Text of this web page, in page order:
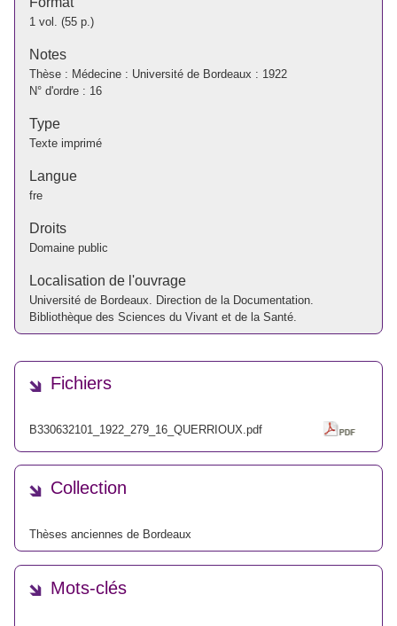
1 vol. (55 p.)
Notes
Thèse : Médecine : Université de Bordeaux : 1922
N° d'ordre : 16
Type
Texte imprimé
Langue
fre
Droits
Domaine public
Localisation de l'ouvrage
Université de Bordeaux. Direction de la Documentation.
Bibliothèque des Sciences du Vivant et de la Santé.
Fichiers
B330632101_1922_279_16_QUERRIOUX.pdf
Collection
Thèses anciennes de Bordeaux
Mots-clés